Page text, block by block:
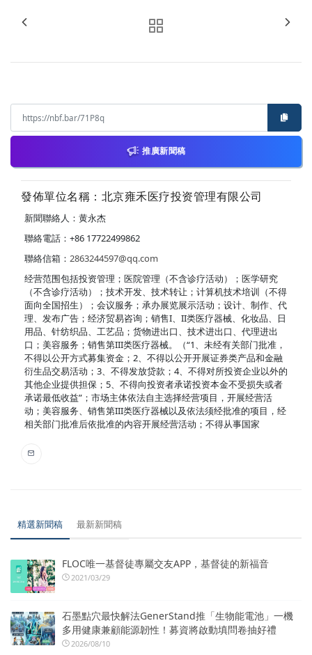
推廣新聞稿
發佈單位名稱：北京雍禾医疗投资管理有限公司
新聞聯絡人：黄永杰
聯絡電話：+86 17722499862
聯絡信箱： 2863244597@qq.com
经营范围包括投资管理；医院管理（不含诊疗活动）；医学研究
（不含诊疗活动）；技术开发、技术转让；计算机技术培训（不得
面向全国招生）；会议服务；承办展览展示活动；设计、制作、代
理、发布广告；经济贸易咨询；销售I、II类医疗器械、化妆品、日
用品、针纺织品、工艺品；货物进出口、技术进出口、代理进出
口；美容服务；销售第III类医疗器械。（“1、未经有关部门批准，
不得以公开方式募集资金；2、不得以公开开展证券类产品和金融
衍生品交易活动；3、不得发放贷款；4、不得对所投资企业以外的
其他企业提供担保；5、不得向投资者承诺投资本金不受损失或者
承诺最低收益”；市场主体依法自主选择经营项目，开展经营活
动；美容服务、销售第III类医疗器械以及依法须经批准的项目，经
相关部门批准后依批准的内容开展经营活动；不得从事国家
精選新聞稿 最新新聞稿
FLOC唯一基督徒專屬交友APP，基督徒的新福音
2021/03/29
石墨點穴最快解法GenerStand推「生物能電池」一機
多用健康兼顧能源韌性！募資將啟動填問卷抽好禮
2026/08/10